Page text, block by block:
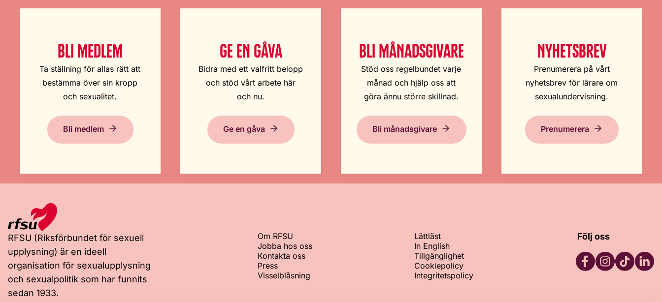
BLI MEDLEM
Ta ställning för allas rätt att
bestämma över sin kropp
och sexualitet.
Bli medlem
GE EN GÅVA
Bidra med ett valfritt belopp
och stöd vårt arbete här
och nu.
Ge en gåva
BLI MÅNADSGIVARE
Stöd oss regelbundet varje
månad och hjälp oss att
göra ännu större skillnad.
Bli månadsgivare
NYHETSBREV
Prenumerera på vårt
nyhetsbrev för lärare om
sexualundervisning.
Prenumerera
RFSU (Riksförbundet för sexuell
upplysning) är en ideell
organisation för sexualupplysning
och sexualpolitik som har funnits
sedan 1933.
Om RFSU
Jobba hos oss
Kontakta oss
Press
Visselblåsning
Lättläst
In English
Tillgänglighet
Cookiepolicy
Integritetspolicy
Följ oss